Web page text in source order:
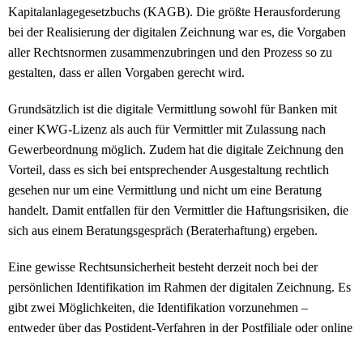
Kapitalanlagegesetzbuchs (KAGB). Die größte Herausforderung
bei der Realisierung der digitalen Zeichnung war es, die Vorgaben
aller Rechtsnormen zusammenzubringen und den Prozess so zu
gestalten, dass er allen Vorgaben gerecht wird.
Grundsätzlich ist die digitale Vermittlung sowohl für Banken mit
einer KWG-Lizenz als auch für Vermittler mit Zulassung nach
Gewerbeordnung möglich. Zudem hat die digitale Zeichnung den
Vorteil, dass es sich bei entsprechender Ausgestaltung rechtlich
gesehen nur um eine Vermittlung und nicht um eine Beratung
handelt. Damit entfallen für den Vermittler die Haftungsrisiken, die
sich aus einem Beratungsgespräch (Beraterhaftung) ergeben.
Eine gewisse Rechtsunsicherheit besteht derzeit noch bei der
persönlichen Identifikation im Rahmen der digitalen Zeichnung. Es
gibt zwei Möglichkeiten, die Identifikation vorzunehmen –
entweder über das Postident-Verfahren in der Postfiliale oder online